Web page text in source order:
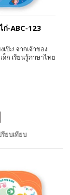
-ABC-123
ป๊ะ! จากเจ้าของ
ก เรียนรู้ภาษาไทย
รียบเทียบ